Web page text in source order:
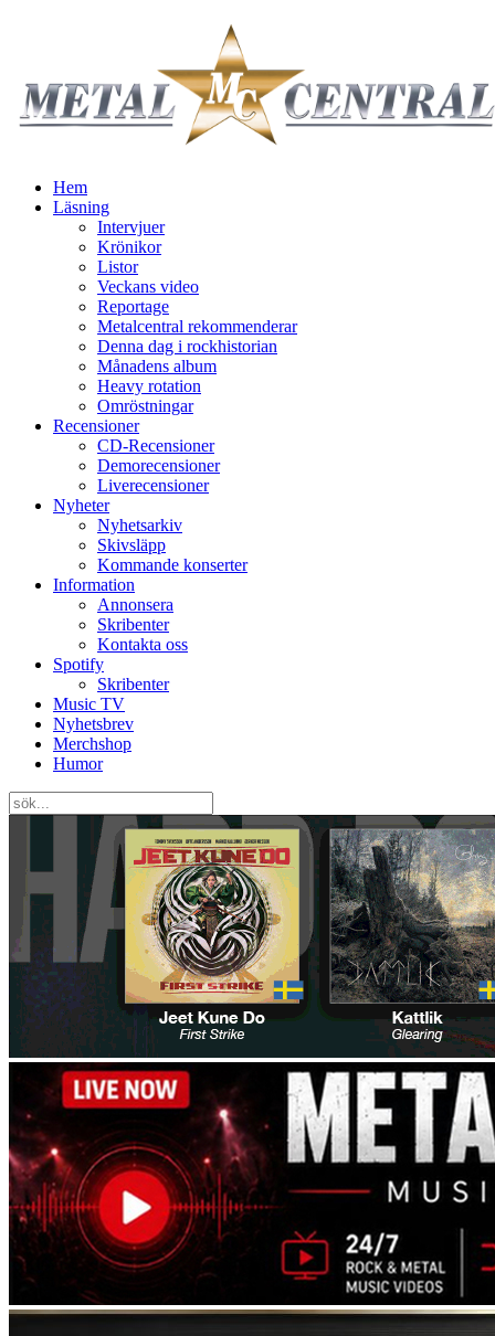
Hem
Läsning
Intervjuer
Krönikor
Listor
Veckans video
Reportage
Metalcentral rekommenderar
Denna dag i rockhistorian
Månadens album
Heavy rotation
Omröstningar
Recensioner
CD-Recensioner
Demorecensioner
Liverecensioner
Nyheter
Nyhetsarkiv
Skivsläpp
Kommande konserter
Information
Annonsera
Skribenter
Kontakta oss
Spotify
Skribenter
Music TV
Nyhetsbrev
Merchshop
Humor